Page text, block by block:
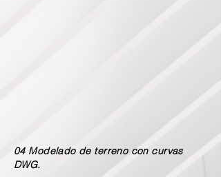
04 Modelado de terreno con curvas
DWG.